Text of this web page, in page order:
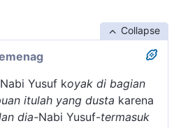
Collapse
Nabi Yusuf koyak di bagian
itulah yang dusta karena
dia-Nabi Yusuf-termasuk